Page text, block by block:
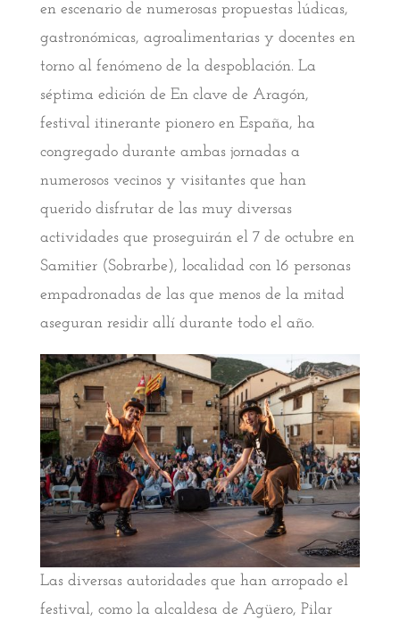
en escenario de numerosas propuestas lúdicas,
gastronómicas, agroalimentarias y docentes en
torno al fenómeno de la despoblación. La
séptima edición de En clave de Aragón,
festival itinerante pionero en España, ha
congregado durante ambas jornadas a
numerosos vecinos y visitantes que han
querido disfrutar de las muy diversas
actividades que proseguirán el 7 de octubre en
Samitier (Sobrarbe), localidad con 16 personas
empadronadas de las que menos de la mitad
aseguran residir allí durante todo el año.
Las diversas autoridades que han arropado el
festival, como la alcaldesa de Agüero, Pilar